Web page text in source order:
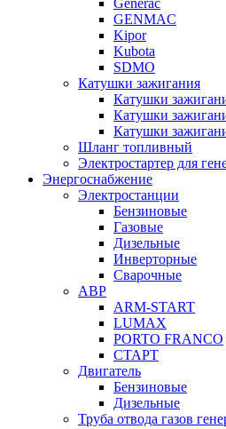
Generac
GENMAC
Kipor
Kubota
SDMO
Катушки зажигания
Катушки
Катушки
Катушки
Шланг топливный
Электростартер для
Энергоснабжение
Электростанции
Бензиновые
Газовые
Дизельные
Инверторные
Сварочные
АВР
ARM-START
LUMAX
PORTO FRANCO
СТАРТ
Двигатель
Бензиновые
Дизельные
Труба отвода газов